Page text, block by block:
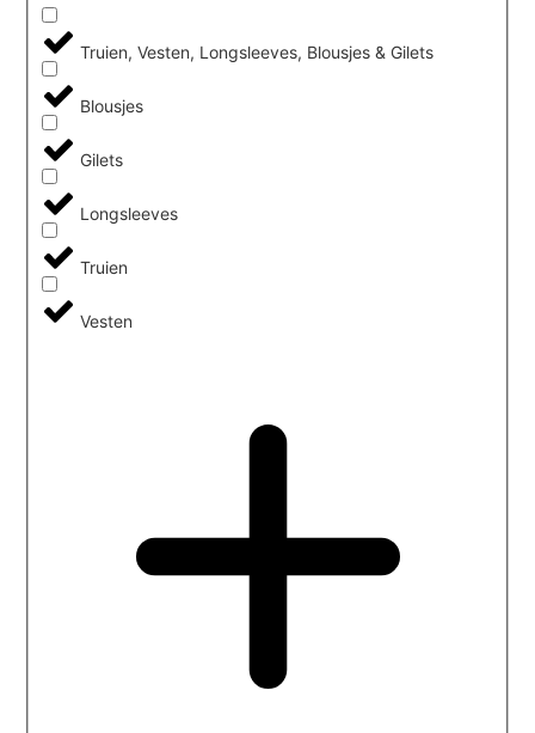
Truien, Vesten, Longsleeves, Blousjes & Gilets
Blousjes
Gilets
Longsleeves
Truien
Vesten